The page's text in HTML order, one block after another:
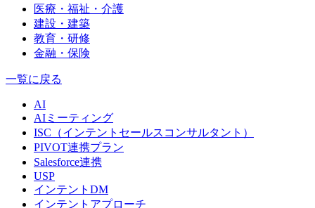
医療・福祉・介護
建設・建築
教育・研修
金融・保険
一覧に戻る
AI
AIミーティング
ISC（インテントセールスコンサルタント）
PIVOT連携プラン
Salesforce連携
USP
インテントDM
インテントアプローチ